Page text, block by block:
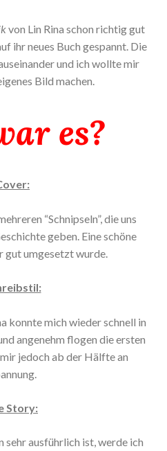
von Lin Rina schon richtig gut
ihr neues Buch gespannt. Die
und ich wollte mir
Bild machen.
es?
“Schnipseln”, die uns
geben. Eine schöne
gut umgesetzt wurde.
konnte mich wieder schnell in
angenehm flogen die ersten
jedoch ab der Hälfte an
Story:
sehr ausführlich ist, werde ich